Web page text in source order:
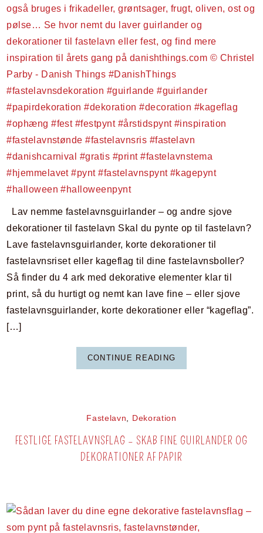
Lav nemme fastelavnsguirlander – og andre sjove
dekorationer til fastelavn Skal du pynte op til fastelavn?
Lave fastelavnsguirlander, korte dekorationer til
fastelavnsriset eller kageflag til dine fastelavnsboller?
Så finder du 4 ark med dekorative elementer klar til
print, så du hurtigt og nemt kan lave fine – eller sjove
fastelavnsguirlander, korte dekorationer eller “kageflag”.
[…]
CONTINUE READING
Fastelavn Dekoration
FESTLIGE FASTELAVNSFLAG – SKAB FINE GUIRLANDER OG
DEKORATIONER AF PAPIR